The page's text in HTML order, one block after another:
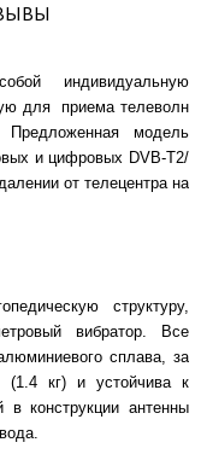
индивидуальную
для приема телеволн
Предложенная модель
и цифровых DVB-T2/
от телецентра на
структуру,
вибратор. Все
сплава, за
(1.4 кг) и устойчива к
конструкции антенны